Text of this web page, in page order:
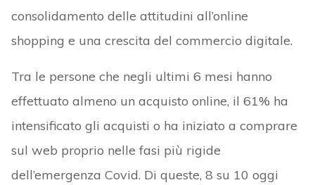
consolidamento delle attitudini all’online
shopping e una crescita del commercio digitale.
Tra le persone che negli ultimi 6 mesi hanno
effettuato almeno un acquisto online, il 61% ha
intensificato gli acquisti o ha iniziato a comprare
sul web proprio nelle fasi più rigide
dell’emergenza Covid. Di queste, 8 su 10 oggi